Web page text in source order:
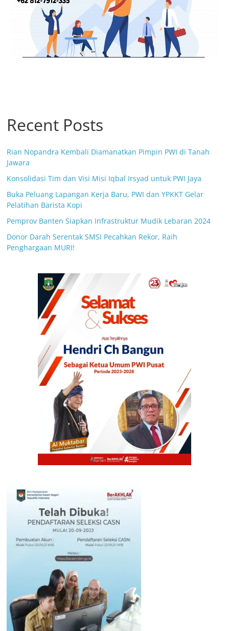
Recent Posts
Rian Nopandra Kembali Diamanatkan Pimpin PWI di Tanah
Jawara
Konsolidasi Tim dan Visi Misi Iqbal Irsyad untuk PWI Jaya
Buka Peluang Lapangan Kerja Baru, PWI dan YPKKT Gelar
Pelatihan Barista Kopi
Pemprov Banten Siapkan Infrastruktur Mudik Lebaran 2024
Donor Darah Serentak SMSI Pecahkan Rekor, Raih
Penghargaan MURI!